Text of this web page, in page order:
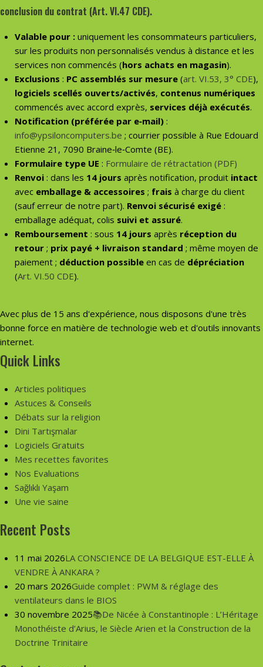
conclusion du contrat (Art. VI.47 CDE).
Valable pour : uniquement les consommateurs particuliers,
sur les produits non personnalisés vendus à distance et les
services non commencés (hors achats en magasin).
Exclusions : PC assemblés sur mesure (art. VI.53, 3° CDE),
logiciels scellés ouverts/activés, contenus numériques
commencés avec accord exprès, services déjà exécutés.
Notification (préférée par e‑mail) :
info@ypsiloncomputers.be ; courrier possible à Rue Edouard
Etienne 21, 7090 Braine‑le‑Comte (BE).
Formulaire type UE : Formulaire de rétractation (PDF)
Renvoi : dans les 14 jours après notification, produit intact
avec emballage & accessoires ; frais à charge du client
(sauf erreur de notre part). Renvoi sécurisé exigé :
emballage adéquat, colis suivi et assuré.
Remboursement : sous 14 jours après réception du
retour ; prix payé + livraison standard ; même moyen de
paiement ; déduction possible en cas de dépréciation
(Art. VI.50 CDE).
Avec plus de 15 ans d'expérience, nous disposons d'une très
bonne force en matière de technologie web et d'outils innovants
internet.
Quick Links
Articles politiques
Astuces & Conseils
Débats sur la religion
Dini Tartışmalar
Logiciels Gratuits
Mes recettes favorites
Nos Evaluations
Sağlıklı Yaşam
Une vie saine
Recent Posts
11 mai 2026LA CONSCIENCE DE LA BELGIQUE EST-ELLE À
VENDRE À ANKARA ?
20 mars 2026Guide complet : PWM & réglage des
ventilateurs dans le BIOS
30 novembre 2025📚De Nicée à Constantinople : L’Héritage
Monothéiste d’Arius, le Siècle Arien et la Construction de la
Doctrine Trinitaire